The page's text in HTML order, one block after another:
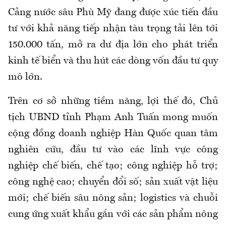
Cảng nước sâu Phù Mỹ đang được xúc tiến đầu
tư với khả năng tiếp nhận tàu trọng tải lên tới
150.000 tấn, mở ra dư địa lớn cho phát triển
kinh tế biển và thu hút các dòng vốn đầu tư quy
mô lớn.
Trên cơ sở những tiềm năng, lợi thế đó, Chủ
tịch UBND tỉnh Phạm Anh Tuấn mong muốn
cộng đồng doanh nghiệp Hàn Quốc quan tâm
nghiên cứu, đầu tư vào các lĩnh vực công
nghiệp chế biến, chế tạo; công nghiệp hỗ trợ;
công nghệ cao; chuyển đổi số; sản xuất vật liệu
mới; chế biến sâu nông sản; logistics và chuỗi
cung ứng xuất khẩu gắn với các sản phẩm nông